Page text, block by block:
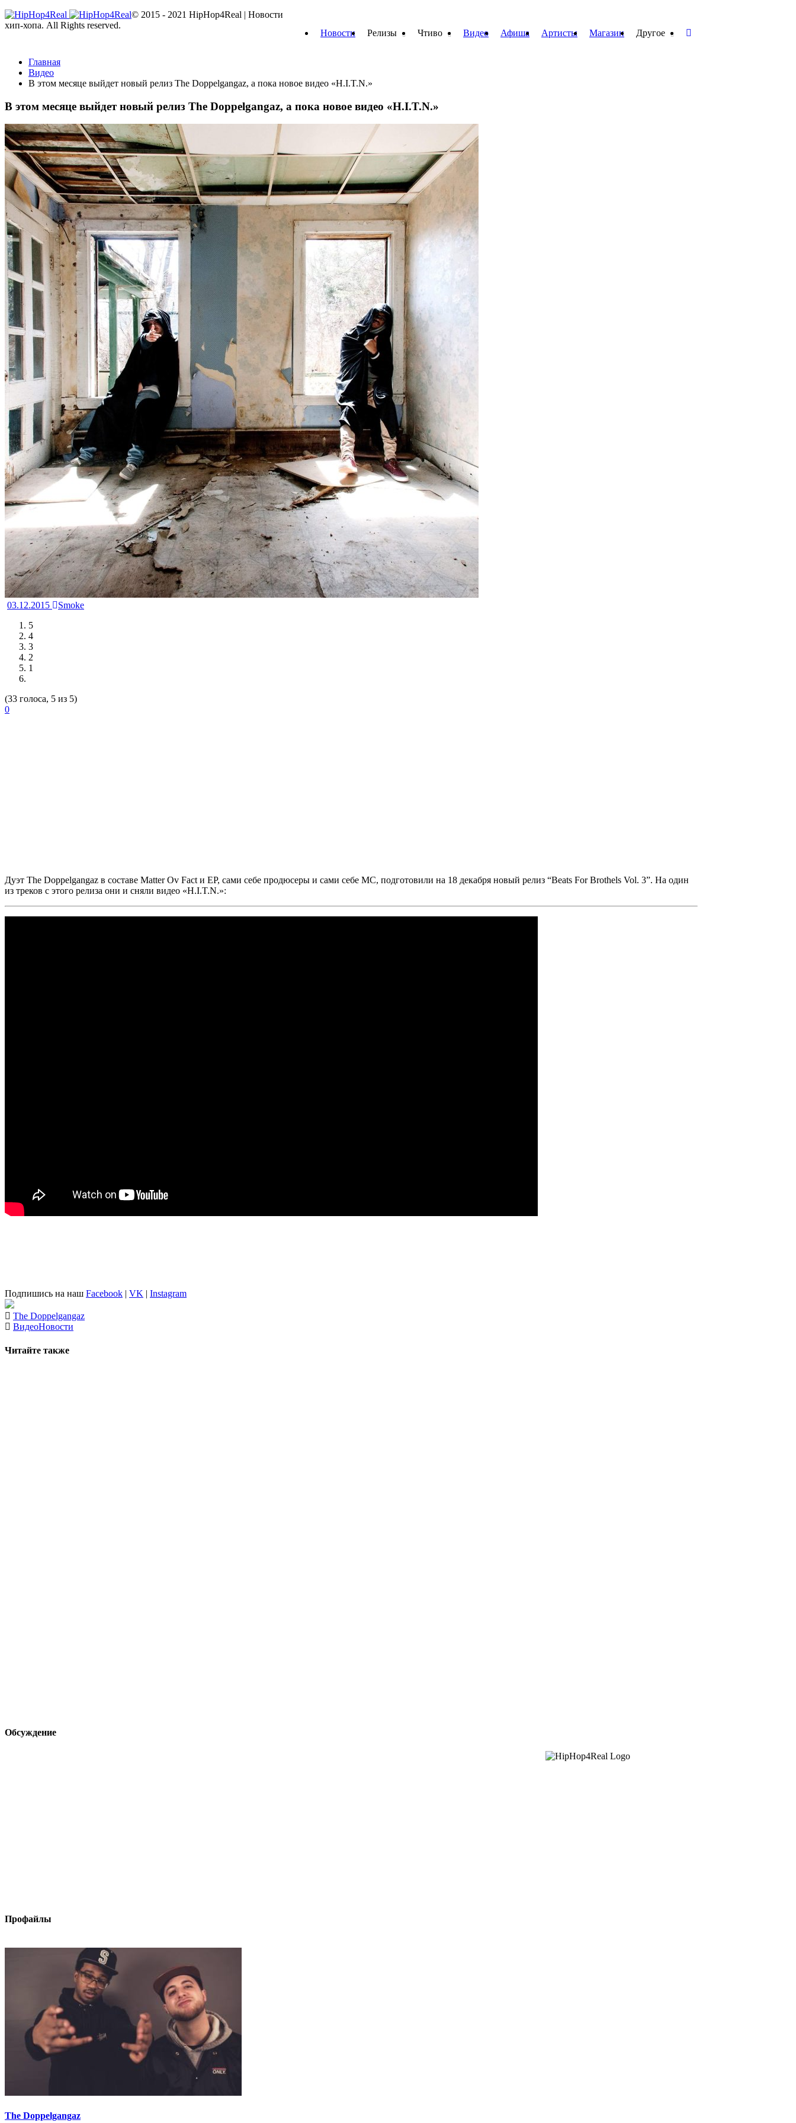
Новости Релизы Чтиво Видео Афиша Артисты Магазин Другое
Главная
Видео
В этом месяце выйдет новый релиз The Doppelgangaz, а пока новое видео «H.I.T.N.»
В этом месяце выйдет новый релиз The Doppelgangaz, а пока новое видео «H.I.T.N.»
03.12.2015
Smoke
5
4
3
2
1
(33 голоса, 5 из 5)
0
Дуэт The Doppelgangaz в составе Matter Ov Factи EP, сами себе продюсеры и сами себе МС, подготовили на 18 декабря новый релиз “Beats For Brothels Vol. 3”. На один
из треков с этого релиза они и сняли видео «H.I.T.N.»:
Подпишись на наш Facebook | VK | Instagram
The Doppelgangaz
ВидеоНовости
Читайте также
Обсуждение
Профайлы
The Doppelgangaz
© 2015 - 2021 HipHop4Real | Новости
хип-хопа. All Rights reserved.